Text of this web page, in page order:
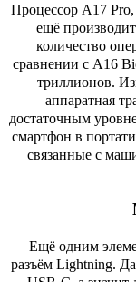
Процессор A17
ещё
количество
сравнении с A16
триллионов.
аппаратная
достаточным
смартфон в
связанные с
Ещё одним
разъём Lightning.